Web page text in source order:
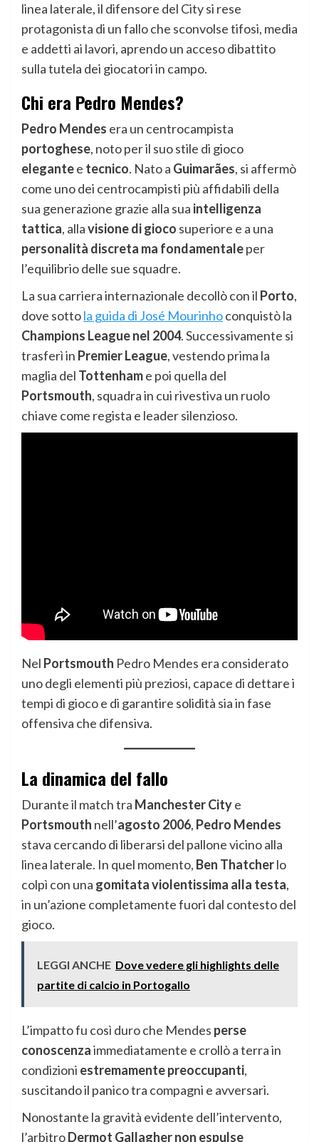
linea laterale, il difensore del City si rese
protagonista di un fallo che sconvolse tifosi, media
e addetti ai lavori, aprendo un acceso dibattito
sulla tutela dei giocatori in campo.
Chi era Pedro Mendes?
Pedro Mendes era un centrocampista
portoghese, noto per il suo stile di gioco
elegantee tecnico. Nato a Guimarães, si affermò
come uno dei centrocampisti più affidabili della
sua generazione grazie alla sua intelligenza
tattica, allavisione di gioco superiore e a una
personalità discreta ma fondamentaleper
l’equilibrio delle sue squadre.
La sua carriera internazionale decollò con il Porto,
dove sottola guida di José Mourinhoconquistò la
Champions League nel 2004. Successivamente si
trasferì in Premier League, vestendo prima la
maglia del Tottenhame poi quella del
Portsmouth, squadra in cui rivestiva un ruolo
chiave come regista e leader silenzioso.
Nel Portsmouth Pedro Mendes era considerato
uno degli elementi più preziosi, capace di dettare i
tempi di gioco e di garantire solidità sia in fase
offensiva che difensiva.
La dinamica del fallo
Durante il match tra Manchester Citye
Portsmouth nell’agosto 2006, Pedro Mendes
stava cercando di liberarsi del pallone vicino alla
linea laterale. In quel momento, Ben Thatcherlo
colpì con una gomitata violentissima alla testa,
in un’azione completamente fuori dal contesto del
gioco.
LEGGI ANCHE Dove vedere gli highlights delle
partite di calcio in Portogallo
L’impatto fu così duro che Mendes perse
conoscenzaimmediatamente e crollò a terra in
condizioni estremamente preoccupanti,
suscitando il panico tra compagni e avversari.
Nonostante la gravità evidente dell’intervento,
l’arbitroDermot Gallaghernon espulse